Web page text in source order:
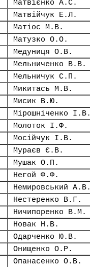
Матвієнко А.С.
Матвійчук Е.Л.
Матіос М.В.
Матузко О.О.
Медуниця О.В.
Мельниченко В.В.
Мельничук С.П.
Микитась М.В.
Мисик В.Ю.
Мірошніченко І.В.
Молоток І.Ф.
Мосійчук І.В.
Мураєв Є.В.
Мушак О.П.
Негой Ф.Ф.
Немировський А.В.
Нестеренко В.Г.
Ничипоренко В.М.
Новак Н.В.
Одарченко Ю.В.
Онищенко О.Р.
Опанасенко О.В.